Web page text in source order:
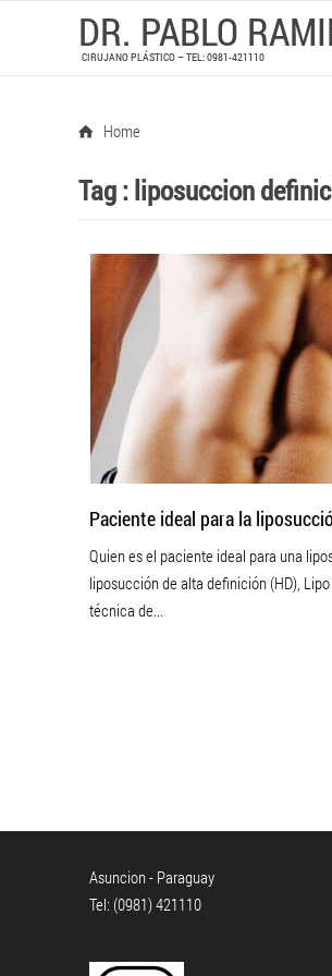
DR. PABLO
CIRUJANO PLÁSTICO – TEL: 0981-421110
Home
Tag :liposuccion
Paciente ideal para la
Quien es el paciente ideal para una
liposucción de alta definición (HD),
técnica de...
Asuncion - Paraguay
Tel: (0981) 421110